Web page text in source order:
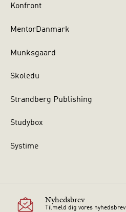
Konfront
MentorDanmark
Munksgaard
Skoledu
Strandberg Publishing
Studybox
Systime
Nyhedsbrev
Tilmeld dig vores nyhedsbrev